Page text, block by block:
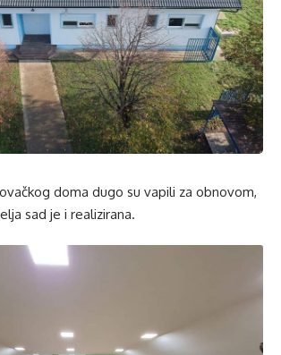
doma dugo su vapili za obnovom,
sad je i realizirana.